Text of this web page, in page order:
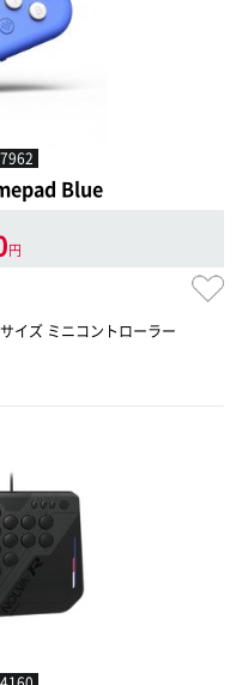
Blue
円
イズ ミニコントローラー